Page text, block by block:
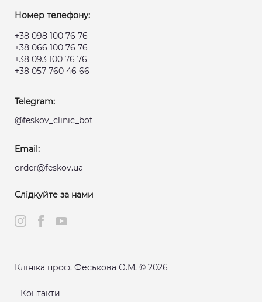
Номер телефону:
+38 098 100 76 76
+38 066 100 76 76
+38 093 100 76 76
+38 057 760 46 66
Telegram:
@feskov_clinic_bot
Email:
order@feskov.ua
Слідкуйте за нами
Клініка проф. Феськова О.М. © 2026
Контакти